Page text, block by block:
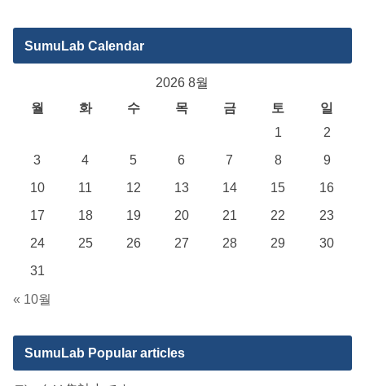
SumuLab Calendar
2026 8월
월
화 수 목 금 토
일
1
2
3
4 5 6 7 8
9
10
11 12 13 14 15
16
17
18 19 20 21 22
23
24
25 26 27 28 29
30
31
« 10월
SumuLab Popular articles